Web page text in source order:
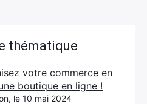
thématique
votre commerce en
boutique en ligne !
le 10 mai 2024